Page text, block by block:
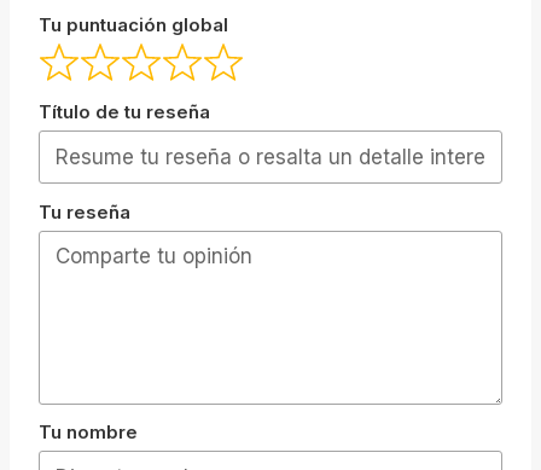
Tu puntuación global
Título de tu reseña
Tu reseña
Tu nombre